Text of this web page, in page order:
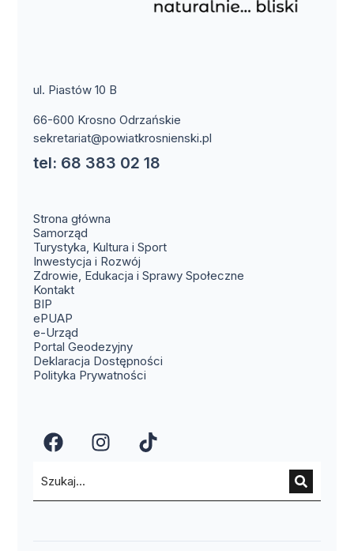
ul. Piastów 10 B
66-600 Krosno Odrzańskie
sekretariat@powiatkrosnienski.pl
tel: 68 383 02 18
Strona główna
Samorząd
Turystyka, Kultura i Sport
Inwestycja i Rozwój
Zdrowie, Edukacja i Sprawy Społeczne
Kontakt(otwiera się w nowym oknie)
BIP
ePUAP
e-Urząd
Portal Geodezyjny(otwiera się w nowym oknie)
Deklaracja Dostępności
Polityka Prywatności
(otwiera się w nowym oknie)
(otwiera się w nowym
(otwiera się w